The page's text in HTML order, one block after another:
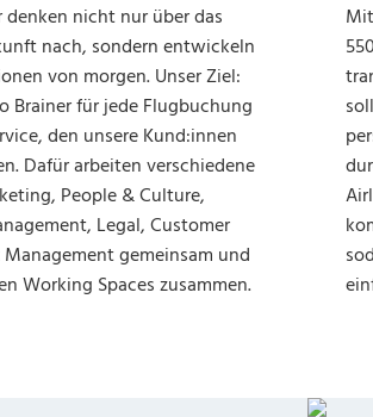
denken nicht nur über das
nach, sondern entwickeln
von morgen. Unser Ziel:
Brainer für jede Flugbuchung
den unsere Kund:innen
Dafür arbeiten verschiedene
People & Culture,
Legal, Customer
gemeinsam und
Working Spaces zusammen.